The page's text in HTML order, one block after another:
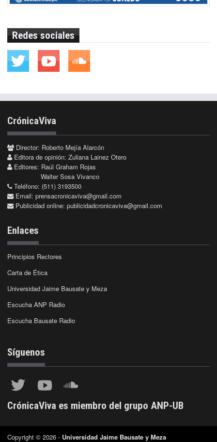
Redes sociales
CrónicaViva
Director: Roberto Mejía Alarcón
Editora de opinión: Zuliana Lainez Otero
Editores: Raúl Graham Rojas
Walter Sosa Vivanco
Teléfono: (511) 3193500
Email: prensacronicaviva@gmail.com
Publicidad online: publicidadcronicaviva@gmail.com
Enlaces
Principios Rectores
Carta de Ética
Universidad Jaime Bausate y Meza
Escucha ANP Radio
Escucha Bausate Radio
Síguenos
CrónicaViva es miembro del grupo ANP-UB
Copyright © 2026 - Universidad Jaime Bausate y Meza